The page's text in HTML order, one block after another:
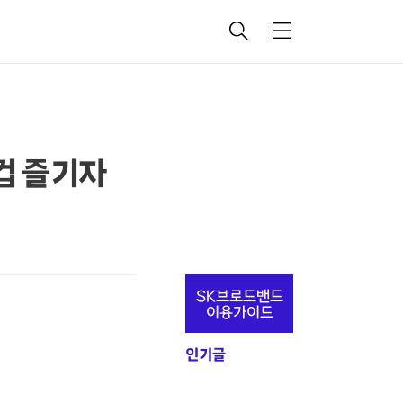
검
메
즐기자
추
정
보
SK브로드밴드
이용가이드
인기글